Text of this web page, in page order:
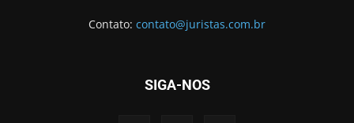
Contato: contato@juristas.com.br
SIGA-NOS